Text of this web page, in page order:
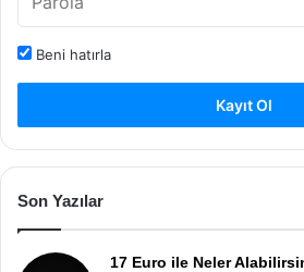
Beni hatırla
Kayıt Ol
Son Yazılar
17 Euro ile Neler